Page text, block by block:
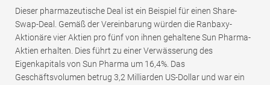
Dieser pharmazeutische Deal ist ein Beispiel für einen Share-
Swap-Deal. Gemäß der Vereinbarung würden die Ranbaxy-
Aktionäre vier Aktien pro fünf von ihnen gehaltene Sun Pharma-
Aktien erhalten. Dies führt zu einer Verwässerung des
Eigenkapitals von Sun Pharma um 16,4%. Das
Geschäftsvolumen betrug 3,2 Milliarden US-Dollar und war ein